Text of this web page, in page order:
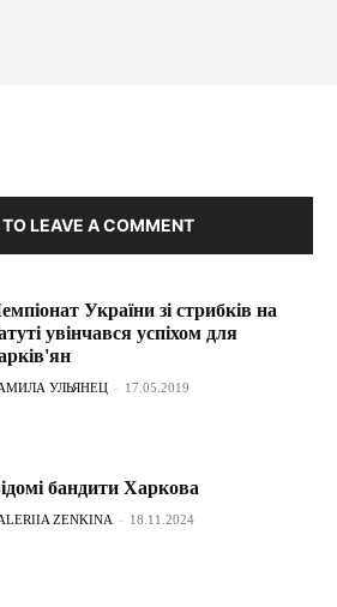
LEAVE A COMMENT
України зі стрибків на
увінчався успіхом для
УЛЬЯНЕЦ - 17.05.2019
бандити Харкова
ZENKINA - 18.11.2024